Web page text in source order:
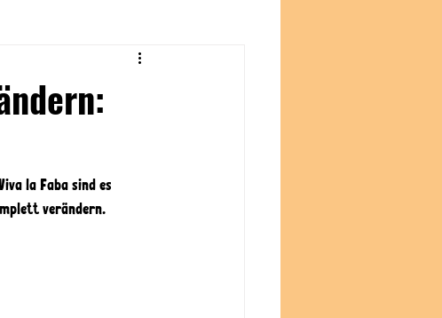
la Faba sind es
verändern.